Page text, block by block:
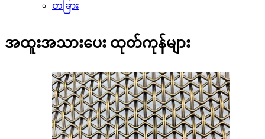
တခြား
အထူးအသားပေး ထုတ်ကုန်များ